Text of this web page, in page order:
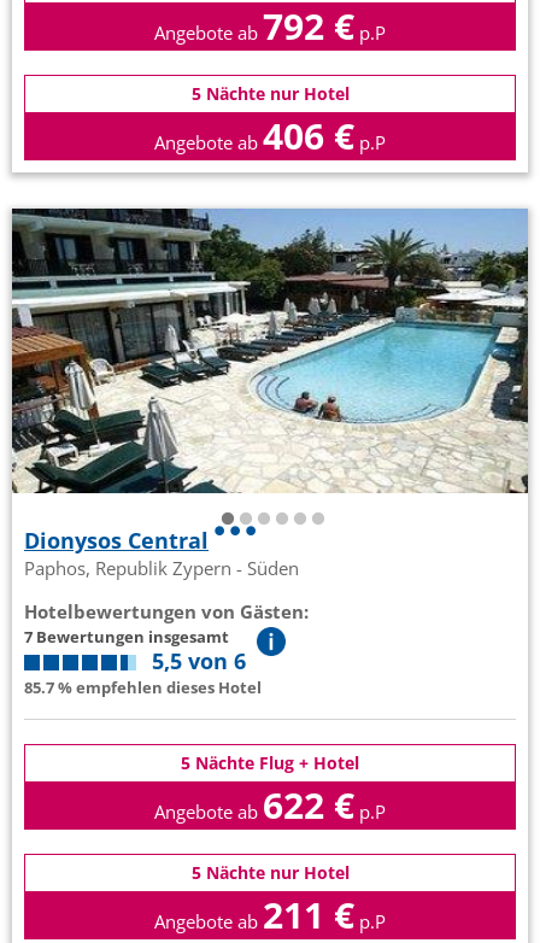
Angebote ab 792 € p.P
5 Nächte nur Hotel
Angebote ab 406 € p.P
Dionysos Central
Paphos, Republik Zypern - Süden
Hotelbewertungen von Gästen:
7 Bewertungen insgesamt
5,5 von 6
85.7 % empfehlen dieses Hotel
5 Nächte Flug + Hotel
Angebote ab 622 € p.P
5 Nächte nur Hotel
Angebote ab 211 € p.P